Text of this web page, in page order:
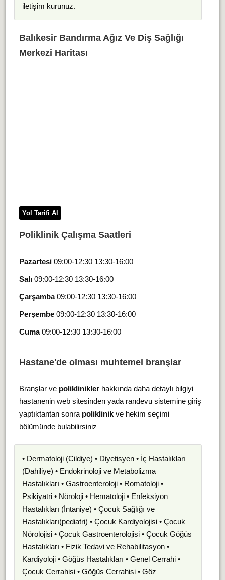
iletişim kurunuz.
Balıkesir Bandırma Ağız Ve Diş Sağlığı
Merkezi Haritası
Yol Tarifi Al
Poliklinik Çalışma Saatleri
Pazartesi09:00-12:30 13:30-16:00
Salı09:00-12:30 13:30-16:00
Çarşamba09:00-12:30 13:30-16:00
Perşembe09:00-12:30 13:30-16:00
Cuma09:00-12:30 13:30-16:00
Hastane'de olması muhtemel branşlar
Branşlar ve polikliniklerhakkında daha detaylı bilgiyi
hastanenin web sitesinden yada randevu sistemine giriş
yaptıktantan sonra poliklinikve hekim seçimi
bölümünde bulabilirsiniz
• Dermatoloji (Cildiye) • Diyetisyen • İç Hastalıkları
(Dahiliye) • Endokrinoloji ve Metabolizma
Hastalıkları • Gastroenteroloji • Romatoloji •
Psikiyatri • Nöroloji • Hematoloji • Enfeksiyon
Hastalıkları (İntaniye) • Çocuk Sağlığı ve
Hastalıkları(pediatri) • Çocuk Kardiyolojisi • Çocuk
Nörolojisi • Çocuk Gastroenterolojisi • Çocuk Göğüs
Hastalıkları • Fizik Tedavi ve Rehabilitasyon •
Kardiyoloji • Göğüs Hastalıkları • Genel Cerrahi •
Çocuk Cerrahisi • Göğüs Cerrahisi • Göz